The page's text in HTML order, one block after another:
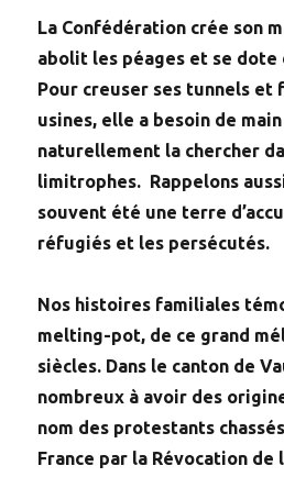
La Confédération crée son
abolit les péages et se dote
Pour creuser ses tunnels et
usines, elle a besoin de
naturellement la chercher
limitrophes. Rappelons
souvent été une terre
réfugiés et les persécutés.
Nos histoires familiales
melting-pot, de ce grand
siècles. Dans le canton de
nombreux à avoir des
nom des protestants
France par la Révocation de